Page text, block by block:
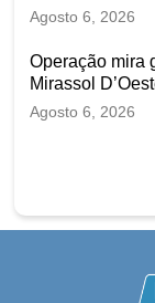
Agosto 6, 2026
Operação mira
Mirassol
Agosto 6, 2026